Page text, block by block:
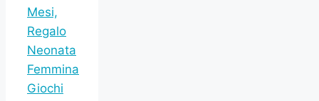
Mesi,
Regalo
Neonata
Femmina
Giochi